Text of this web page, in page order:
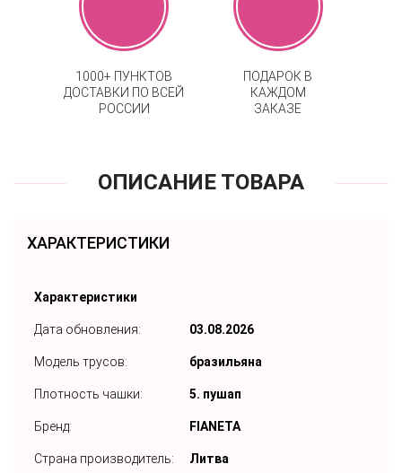
1000+ ПУНКТОВ
ДОСТАВКИ ПО ВСЕЙ
РОССИИ
ПОДАРОК В
КАЖДОМ
ЗАКАЗЕ
ОПИСАНИЕ ТОВАРА
ХАРАКТЕРИСТИКИ
Характеристики
Дата обновления: 03.08.2026
Модель трусов: бразильяна
Плотность чашки: 5. пушап
Бренд: FIANETA
Страна производитель: Литва